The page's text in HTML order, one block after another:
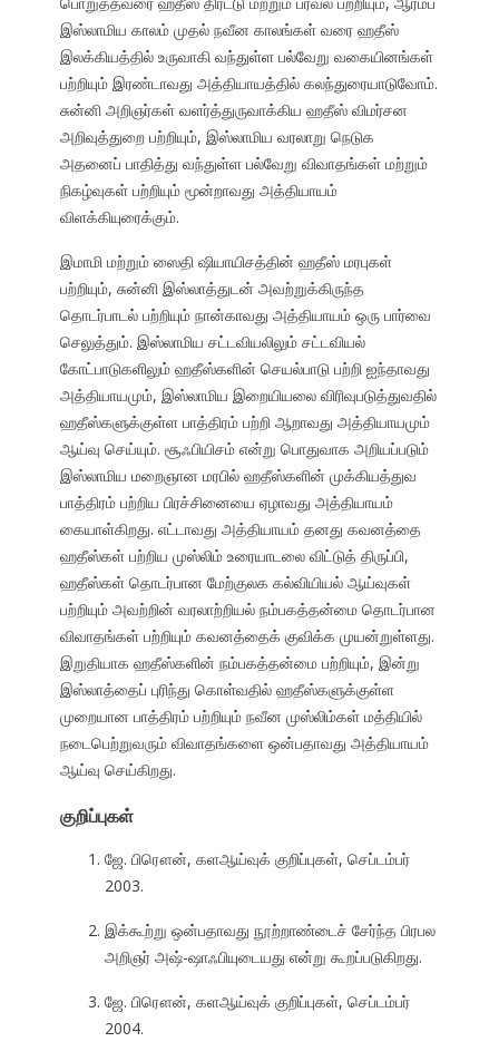
இஸ்லாமிய காலம் முதல் நவீன காலங்கள் வரை ஹதீஸ்
இலக்கியத்தில் உருவாகி வந்துள்ள பல்வேறு வகையினங்கள்
பற்றியும் இரண்டாவது அத்தியாயத்தில் கலந்துரையாடுவோம்.
சுன்னி அறிஞர்கள் வளர்த்துருவாக்கிய ஹதீஸ் விமர்சன
அறிவுத்துறை பற்றியும், இஸ்லாமிய வரலாறு நெடுக
அதனைப் பாதித்து வந்துள்ள பல்வேறு விவாதங்கள் மற்றும்
நிகழ்வுகள் பற்றியும் மூன்றாவது அத்தியாயம்
விளக்கியுரைக்கும்.
இமாமி மற்றும் ஸைதி ஷியாயிசத்தின் ஹதீஸ் மரபுகள்
பற்றியும், சுன்னி இஸ்லாத்துடன் அவற்றுக்கிருந்த
தொடர்பாடல் பற்றியும் நான்காவது அத்தியாயம் ஒரு பார்வை
செலுத்தும். இஸ்லாமிய சட்டவியலிலும் சட்டவியல்
கோட்பாடுகளிலும் ஹதீஸ்களின் செயல்பாடு பற்றி ஐந்தாவது
அத்தியாயமும், இஸ்லாமிய இறையியலை விரிவுபடுத்துவதில்
ஹதீஸ்களுக்குள்ள பாத்திரம் பற்றி ஆறாவது அத்தியாயமும்
ஆய்வு செய்யும். சூஃபியிசம் என்று பொதுவாக அறியப்படும்
இஸ்லாமிய மறைஞான மரபில் ஹதீஸ்களின் முக்கியத்துவ
பாத்திரம் பற்றிய பிரச்சினையை ஏழாவது அத்தியாயம்
கையாள்கிறது. எட்டாவது அத்தியாயம் தனது கவனத்தை
ஹதீஸ்கள் பற்றிய முஸ்லிம் உரையாடலை விட்டுத் திருப்பி,
ஹதீஸ்கள் தொடர்பான மேற்குலக கல்வியியல் ஆய்வுகள்
பற்றியும் அவற்றின் வரலாற்றியல் நம்பகத்தன்மை தொடர்பான
விவாதங்கள் பற்றியும் கவனத்தைக் குவிக்க முயன்றுள்ளது.
இறுதியாக ஹதீஸ்களின் நம்பகத்தன்மை பற்றியும், இன்று
இஸ்லாத்தைப் புரிந்து கொள்வதில் ஹதீஸ்களுக்குள்ள
முறையான பாத்திரம் பற்றியும் நவீன முஸ்லிம்கள் மத்தியில்
நடைபெற்றுவரும் விவாதங்களை ஒன்பதாவது அத்தியாயம்
ஆய்வு செய்கிறது.
குறிப்புகள்
ஜே. பிரௌன், களஆய்வுக் குறிப்புகள், செப்டம்பர்
2003.
இக்கூற்று ஒன்பதாவது நூற்றாண்டைச் சேர்ந்த பிரபல
அறிஞர் அஷ்-ஷாஃபியுடையது என்று கூறப்படுகிறது.
ஜே. பிரௌன், களஆய்வுக் குறிப்புகள், செப்டம்பர்
2004.